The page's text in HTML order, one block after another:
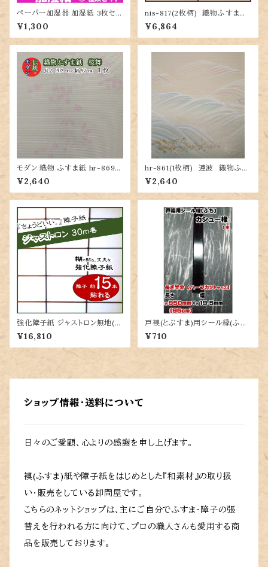
ペーパー加湿器 加湿紙 3枚セッ
ト(アリス・ネコ・クローバー) 電
気を使わない卓上加湿紙
¥1,300
nis-817(2枚柄) 織物ふすま
紙 203cm×100cm 2枚1組セ
ット
¥6,864
モダン 織物 ふすま紙 hr-869
桜舞 丈202ｃｍ×幅97ｃｍ 1枚
¥2,640
hr-861(1枚柄) 連波 織物ふす
ま紙 202cm×97cm 1枚 パス
テルトーン波
¥2,640
強化障子紙 ジャストロン無地(4
倍強い/破れにくい障子紙/業
務用/30m巻/DIY)
¥16,810
戸襖(とぶすま)用シール縁(ふち)
カシュー 短いサイズ 長さ約
950ｍｍ×幅約19.5ｍｍ 1本 ハ
ーフカットサイズ(低送料)
¥710
ショップ情報・送料について
日々のご愛顧、心よりの感謝を申し上げます。
襖(ふすま)紙や障子紙をはじめとした『和素材』の取り扱
い・販売をしている卸問屋です。
こちらのネットショップは、主にご自分でふすま・障子の張
替えを行われる方に向けて、プロの職人さんも愛用する商
品を販売しております。